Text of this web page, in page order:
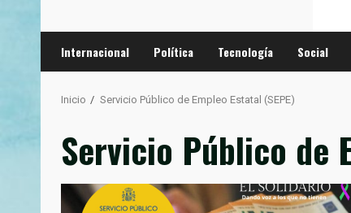
Internacional Política Tecnología Social
Inicio Servicio Público de Empleo Estatal (SEPE)
Servicio Público de